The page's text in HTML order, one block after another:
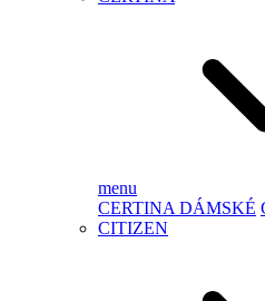
menu
CERTINA DÁMSKÉ
CITIZEN